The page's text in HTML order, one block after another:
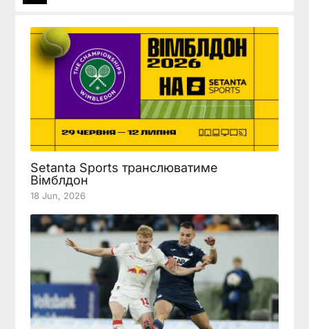
Setanta Sports транслюватиме
Вімблдон
18 Jun, 2026